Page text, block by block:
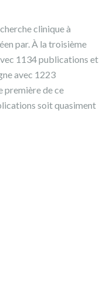
clinique à
par. À la troisième
1134 publications et
avec 1223
première de ce
soit quasiment